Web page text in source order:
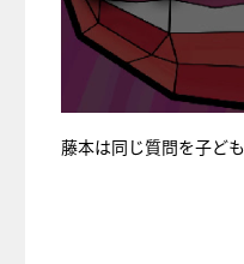
藤本は同じ質問を子ど